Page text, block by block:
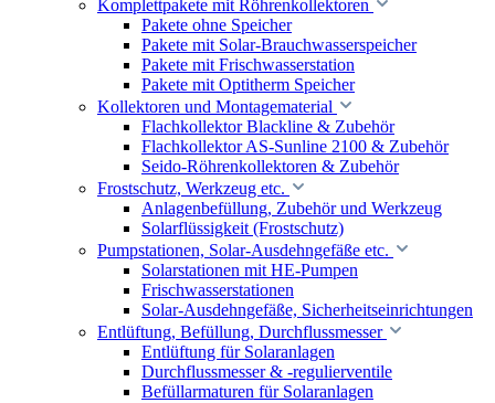
Komplettpakete mit Röhrenkollektoren
Pakete ohne Speicher
Pakete mit Solar-Brauchwasserspeicher
Pakete mit Frischwasserstation
Pakete mit Optitherm Speicher
Kollektoren und Montagematerial
Flachkollektor Blackline & Zubehör
Flachkollektor AS-Sunline 2100 & Zubehör
Seido-Röhrenkollektoren & Zubehör
Frostschutz, Werkzeug etc.
Anlagenbefüllung, Zubehör und Werkzeug
Solarflüssigkeit (Frostschutz)
Pumpstationen, Solar-Ausdehngefäße etc.
Solarstationen mit HE-Pumpen
Frischwasserstationen
Solar-Ausdehngefäße, Sicherheitseinrichtungen
Entlüftung, Befüllung, Durchflussmesser
Entlüftung für Solaranlagen
Durchflussmesser & -regulierventile
Befüllarmaturen für Solaranlagen